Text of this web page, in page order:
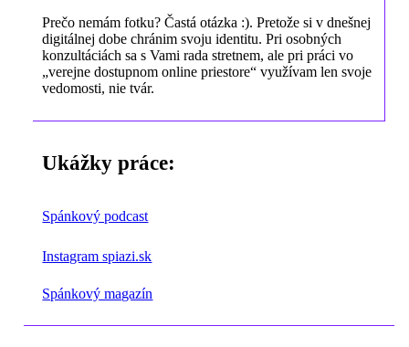
Prečo nemám fotku? Častá otázka :). Pretože si v dnešnej
digitálnej dobe chránim svoju identitu. Pri osobných
konzultáciách sa s Vami rada stretnem, ale pri práci vo
„verejne dostupnom online priestore“ využívam len svoje
vedomosti, nie tvár.
Ukážky práce:
Spánkový podcast
Instagram spiazi.sk
Spánkový magazín